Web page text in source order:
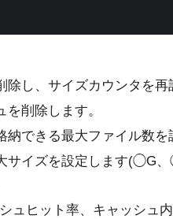
除し、サイズカウンタを再
削除します。
納できる最大ファイル数を
サイズを設定します(◯G
ュヒット率、キャッシュ